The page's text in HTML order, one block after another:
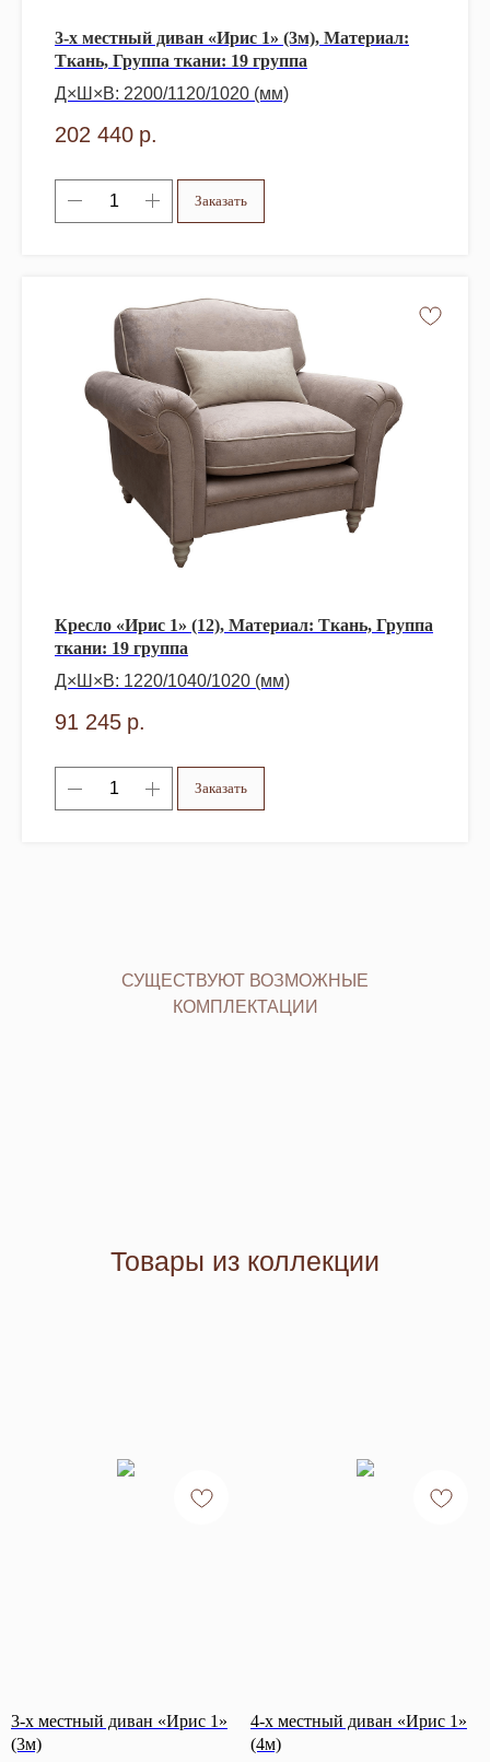
3-х местный диван «Ирис 1» (3м), Материал:
Ткань, Группа ткани: 19 группа
Д×Ш×В: 2200/1120/1020 (мм)
202 440 р.
Заказать
Кресло «Ирис 1» (12), Материал: Ткань, Группа
ткани: 19 группа
Д×Ш×В: 1220/1040/1020 (мм)
91 245 р.
Заказать
СУЩЕСТВУЮТ ВОЗМОЖНЫЕ
КОМПЛЕКТАЦИИ
Товары из коллекции
3-х местный диван «Ирис 1»
(3м)
4-х местный диван «Ирис 1»
(4м)